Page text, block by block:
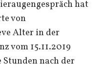
hat
von
Alter in der
vom 15.11.2019
Stunden nach der